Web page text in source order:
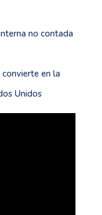
no contada
en la
Unidos